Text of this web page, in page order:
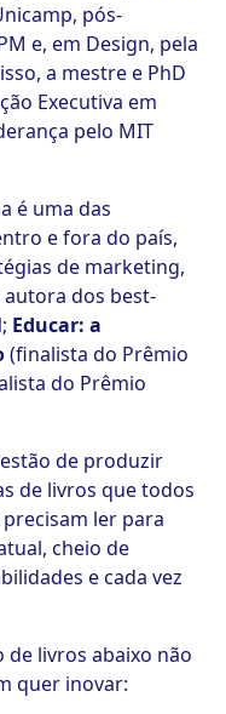
pós-
e, em Design, pela
a mestre e PhD
Executiva em
pelo MIT
é uma das
e fora do país,
de marketing,
dos best-
; Educar: a
(finalista do Prêmio
do Prêmio
de produzir
de livros que todos
ler para
cheio de
e cada vez
de livros abaixo não
quer inovar: